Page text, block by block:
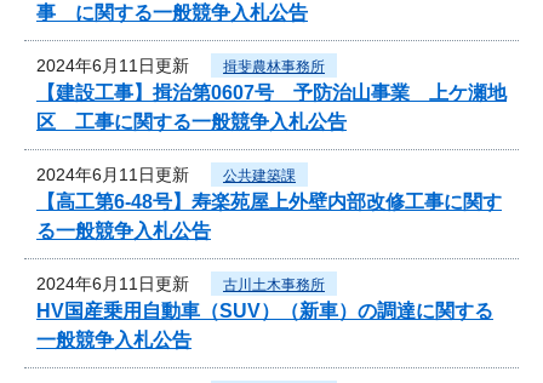
事 に関する一般競争入札公告
2024年6月11日更新 揖斐農林事務所
【建設工事】揖治第0607号 予防治山事業 上ケ瀬地
区 工事に関する一般競争入札公告
2024年6月11日更新 公共建築課
【高工第6-48号】寿楽苑屋上外壁内部改修工事に関す
る一般競争入札公告
2024年6月11日更新 古川土木事務所
HV国産乗用自動車（SUV）（新車）の調達に関する
一般競争入札公告